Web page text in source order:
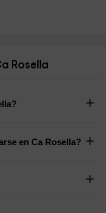
Rosella
en Ca Rosella?